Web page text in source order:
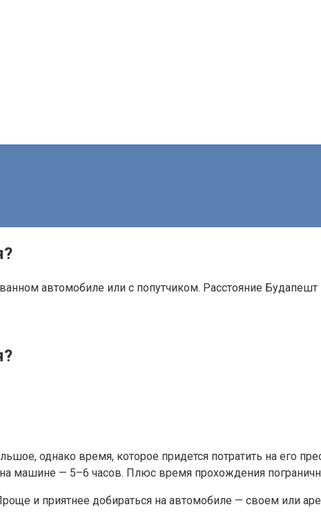
автомобиле или с попутчиком. Расстояние
однако время, которое придется потратить на его
машине — 5–6 часов. Плюс время прохождения
и приятнее добираться на автомобиле — своем или